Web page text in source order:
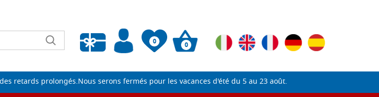
0
Liste de souhaits vide
0
retards prolongés.Nous serons fermés pour les vacances d'été du 5 au 23 août.